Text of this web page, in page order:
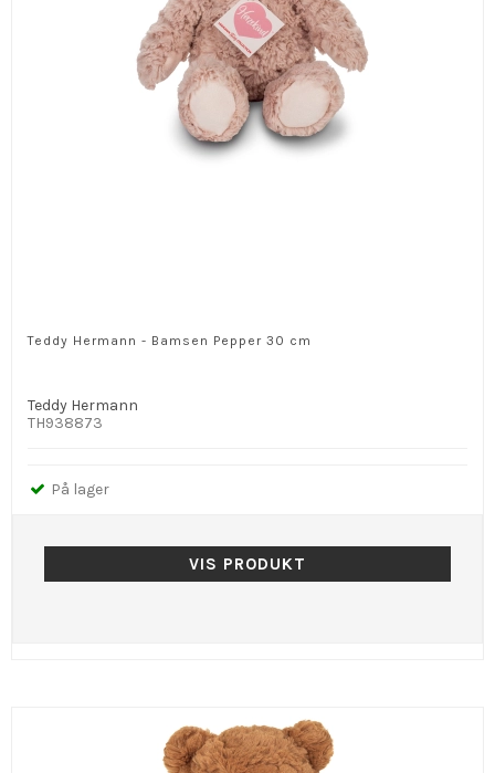
Teddy Hermann - Bamsen Pepper 30 cm
Teddy Hermann
TH938873
På lager
VIS PRODUKT